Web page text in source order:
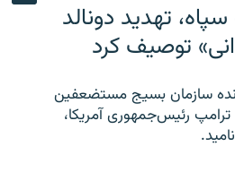
تهدید دونالد
توصیف کرد
سازمان بسیج مستضعفین
رئیس‌جمهوری آمریکا،